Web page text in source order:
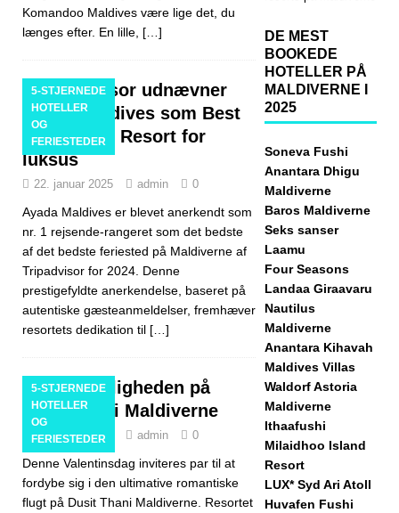
Komandoo Maldives være lige det, du
længes efter. En lille, […]
5-STJERNEDE
HOTELLER
OG
FERIESTEDER
Tripadvisor udnævner
Ayada Maldives som Best
of the Best Resort for
luksus
22. januar 2025 admin 0
Ayada Maldives er blevet anerkendt som
nr. 1 rejsende-rangeret som det bedste
af det bedste feriested på Maldiverne af
Tripadvisor for 2024. Denne
prestigefyldte anerkendelse, baseret på
autentiske gæsteanmeldelser, fremhæver
resortets dedikation til […]
5-STJERNEDE
HOTELLER
OG
FERIESTEDER
Fejr kærligheden på
Dusit Thani Maldiverne
20. januar 2025 admin 0
Denne Valentinsdag inviteres par til at
fordybe sig i den ultimative romantiske
flugt på Dusit Thani Maldiverne. Resortet
DE MEST
BOOKEDE
HOTELLER PÅ
MALDIVERNE I
2025
Soneva Fushi
Anantara Dhigu
Maldiverne
Baros Maldiverne
Seks sanser
Laamu
Four Seasons
Landaa Giraavaru
Nautilus
Maldiverne
Anantara Kihavah
Maldives Villas
Waldorf Astoria
Maldiverne
Ithaafushi
Milaidhoo Island
Resort
LUX* Syd Ari Atoll
Huvafen Fushi